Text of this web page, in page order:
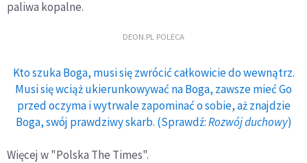
paliwa kopalne.
DEON.PL POLECA
Kto szuka Boga, musi się zwrócić całkowicie do wewnątrz.
Musi się wciąż ukierunkowywać na Boga, zawsze mieć Go
przed oczyma i wytrwale zapominać o sobie, aż znajdzie
Boga, swój prawdziwy skarb. (Sprawdź:Rozwój duchowy)
Więcej w "Polska The Times".